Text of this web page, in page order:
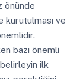
önünde
kurutulması ve
bazı önemli
belirleyin ilk